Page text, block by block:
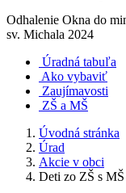
Odhalenie Okna do
sv. Michala 2024
Úradná tabuľa
Ako vybaviť
Zaujímavosti
ZŠ a MŠ
Úvodná stránka
Úrad
Akcie v obci
Deti zo ZŠ s MŠ